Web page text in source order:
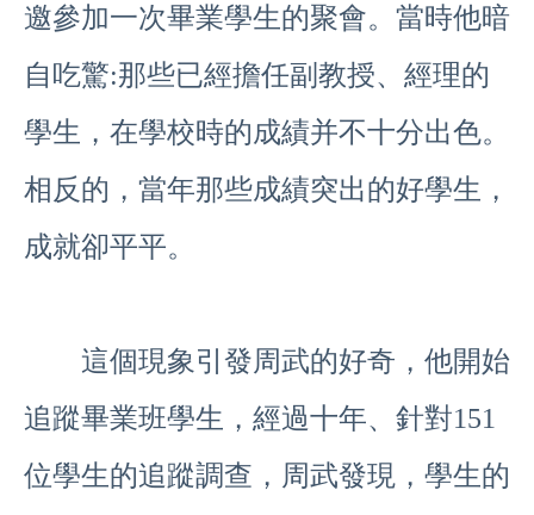
邀參加一次畢業學生的聚會。當時他暗
自吃驚:那些已經擔任副教授、經理的
學生，在學校時的成績并不十分出色。
相反的，當年那些成績突出的好學生，
成就卻平平。
這個現象引發周武的好奇，他開始
追蹤畢業班學生，經過十年、針對151
位學生的追蹤調查，周武發現，學生的